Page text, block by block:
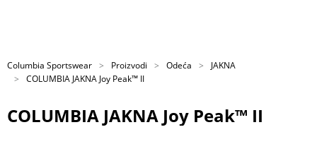
Columbia Sportswear Proizvodi Odeća
JAKNA
COLUMBIA JAKNA Joy Peak™ II
COLUMBIA JAKNA Joy Peak™ II